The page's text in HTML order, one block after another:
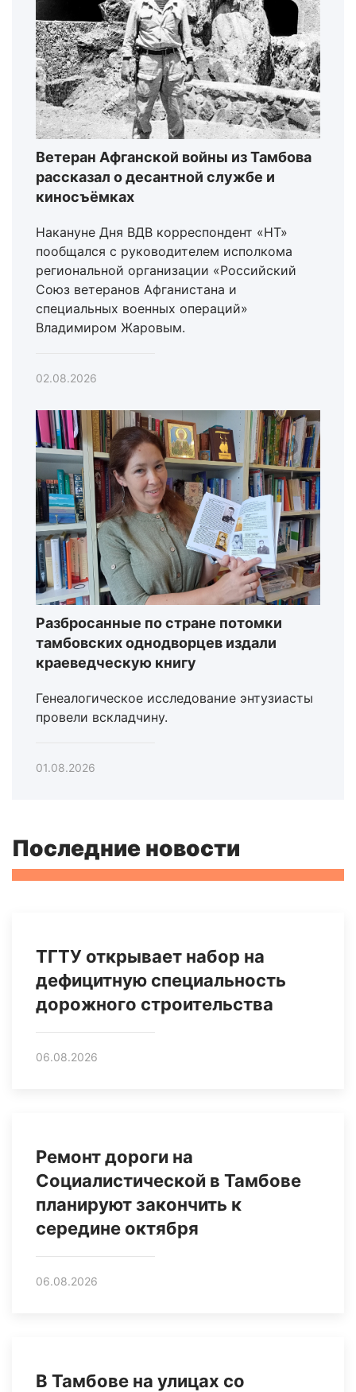
Ветеран Афганской войны из Тамбова
рассказал о десантной службе и
киносъёмках
Накануне Дня ВДВ корреспондент «НТ»
пообщался с руководителем исполкома
региональной организации «Российский
Союз ветеранов Афганистана и
специальных военных операций»
Владимиром Жаровым.
02.08.2026
Разбросанные по стране потомки
тамбовских однодворцев издали
краеведческую книгу
Генеалогическое исследование энтузиасты
провели вскладчину.
01.08.2026
Последние новости
ТГТУ открывает набор на
дефицитную специальность
дорожного строительства
06.08.2026
Ремонт дороги на
Социалистической в Тамбове
планируют закончить к
середине октября
06.08.2026
В Тамбове на улицах со